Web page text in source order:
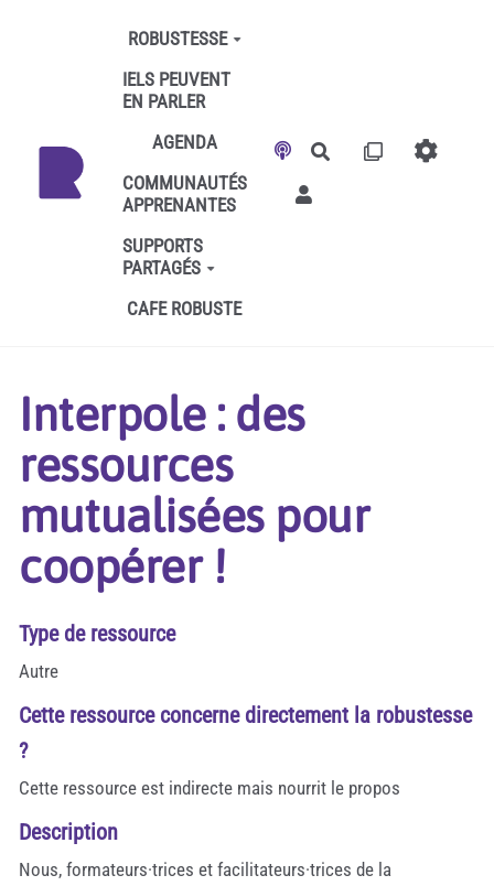
Aller au contenu principal
ROBUSTESSE
IELS PEUVENT
EN PARLER
AGENDA
COMMUNAUTÉS
APPRENANTES
SUPPORTS
PARTAGÉS
CAFE ROBUSTE
Rechercher
Interpole : des
ressources
mutualisées pour
coopérer !
Type de ressource
Autre
Cette ressource concerne directement la robustesse
?
Cette ressource est indirecte mais nourrit le propos
Description
Nous, formateurs·trices et facilitateurs·trices de la